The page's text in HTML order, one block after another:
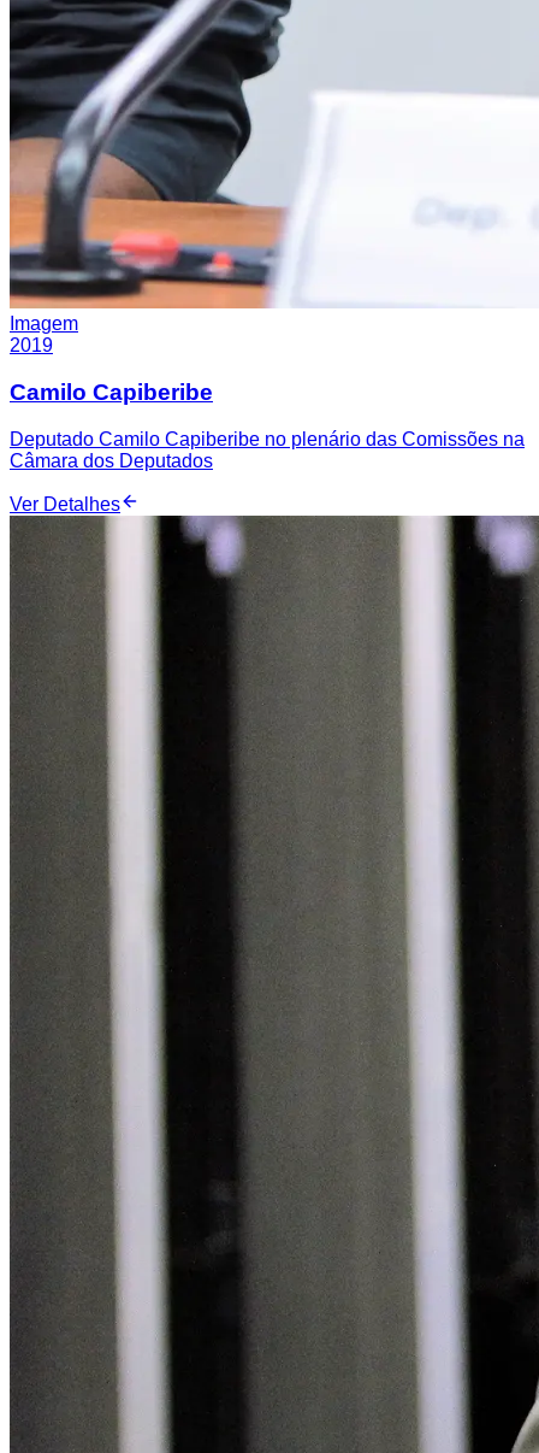
Imagem
2019
Camilo Capiberibe
Deputado Camilo Capiberibe no plenário das Comissões na
Câmara dos Deputados
Ver Detalhes